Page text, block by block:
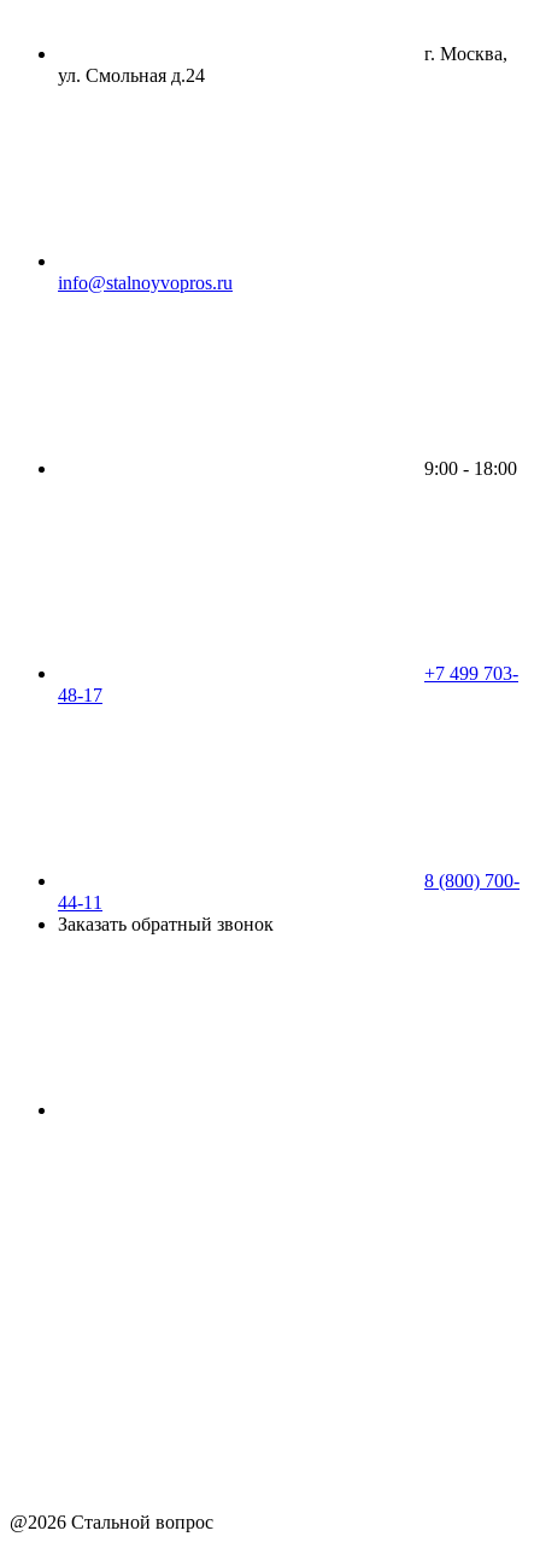
г. Москва,
ул. Смольная д.24
info@stalnoyvopros.ru
9:00 - 18:00
+7 499 703-
48-17
8 (800) 700-
44-11
Заказать обратный звонок
@2026 Стальной вопрос